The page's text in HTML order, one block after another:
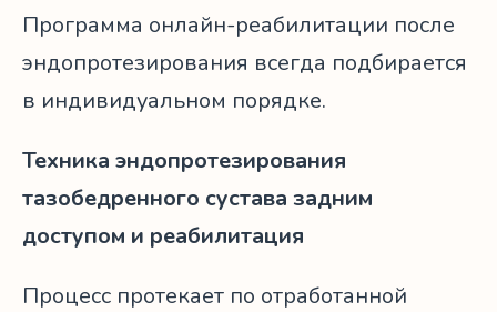
Программа онлайн-реабилитации после
эндопротезирования всегда подбирается
в индивидуальном порядке.
Техника эндопротезирования
тазобедренного сустава задним
доступом и реабилитация
Процесс протекает по отработанной